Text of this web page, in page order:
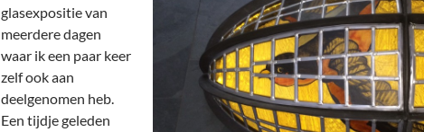
glasexpositie van
meerdere dagen
waar ik een paar keer
zelf ook aan
deelgenomen heb.
Een tijdje geleden